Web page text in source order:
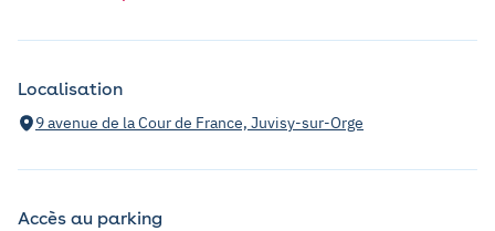
Localisation
9 avenue de la Cour de France, Juvisy-sur-Orge
Accès au parking